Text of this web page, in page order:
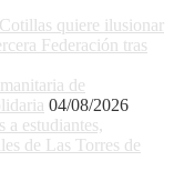
quiere ilusionar
Federación tras
de
04/08/2026
a estudiantes,
de Las Torres de